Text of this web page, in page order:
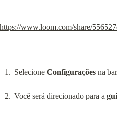
https://www.loom.com/share/
Selecione Configurações na
Você será direcionado para a